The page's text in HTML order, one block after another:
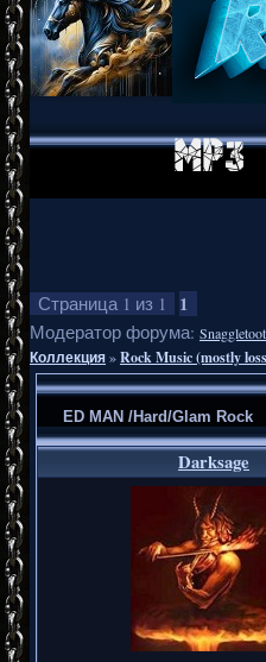
Страница 1 из 1 1
Модератор форума:
Коллекция»Rock Music (mostly
ED MAN /Hard/Glam Rock
Darksage